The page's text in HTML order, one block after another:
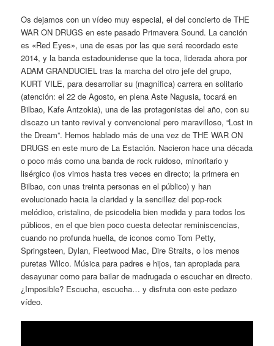
Os dejamos con un vídeo muy especial, el del concierto de THE
WAR ON DRUGS en este pasado Primavera Sound. La canción
es «Red Eyes», una de esas por las que será recordado este
2014, y la banda estadounidense que la toca, liderada ahora por
ADAM GRANDUCIEL tras la marcha del otro jefe del grupo,
KURT VILE, para desarrollar su (magnífica) carrera en solitario
(atención: el 22 de Agosto, en plena Aste Nagusia, tocará en
Bilbao, Kafe Antzokia), una de las protagonistas del año, con su
discazo un tanto revival y convencional pero maravilloso, “Lost in
the Dream”. Hemos hablado más de una vez de THE WAR ON
DRUGS en este muro de La Estación. Nacieron hace una década
o poco más como una banda de rock ruidoso, minoritario y
lisérgico (los vimos hasta tres veces en directo; la primera en
Bilbao, con unas treinta personas en el público) y han
evolucionado hacia la claridad y la sencillez del pop-rock
melódico, cristalino, de psicodelia bien medida y para todos los
públicos, en el que bien poco cuesta detectar reminiscencias,
cuando no profunda huella, de iconos como Tom Petty,
Springsteen, Dylan, Fleetwood Mac, Dire Straits, o los menos
puretas Wilco. Música para padres e hijos, tan apropiada para
desayunar como para bailar de madrugada o escuchar en directo.
¿Imposible? Escucha, escucha… y disfruta con este pedazo
vídeo.